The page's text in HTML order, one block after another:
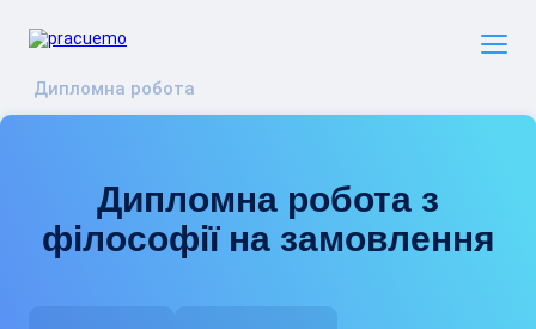
Дипломна робота
Дипломна робота з
філософії на замовлення